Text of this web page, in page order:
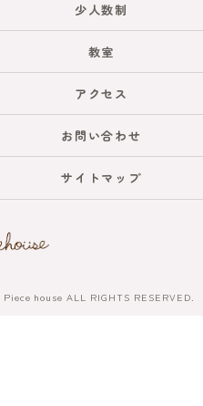
少人数制
教室
アクセス
お問い合わせ
サイトマップ
house ALL RIGHTS RESERVED.